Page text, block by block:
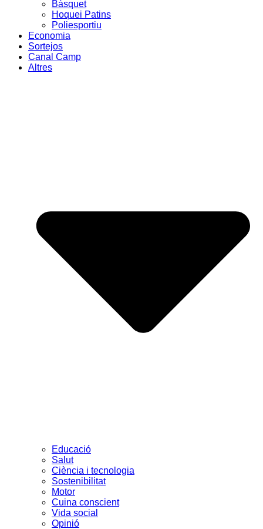
Bàsquet
Hoquei Patins
Poliesportiu
Economia
Sortejos
Canal Camp
Altres
Educació
Salut
Ciència i tecnologia
Sostenibilitat
Motor
Cuina conscient
Vida social
Opinió